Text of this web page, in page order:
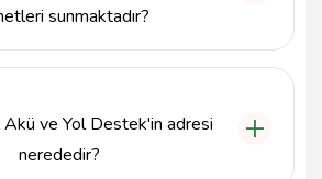
sunmaktadır?
ve Yol Destek'in adresi
nerededir?